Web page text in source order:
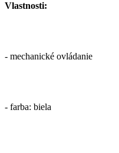
Vlastnosti:
- mechanické ovládanie
- farba: biela